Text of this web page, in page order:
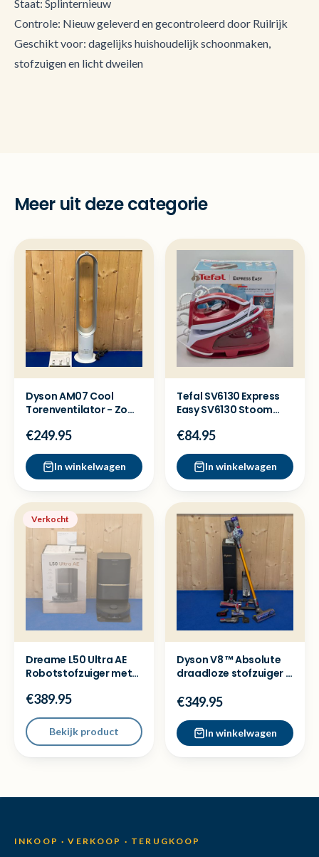
Staat: Splinternieuw
Controle: Nieuw geleverd en gecontroleerd door Ruilrijk
Geschikt voor: dagelijks huishoudelijk schoonmaken,
stofzuigen en licht dweilen
Meer uit deze categorie
Dyson AM07 Cool
Torenventilator - Zo
€249.95
In winkelwagen
Tefal SV6130 Express
Easy SV6130 Stoom
€84.95
In winkelwagen
Verkocht
Dreame L50 Ultra AE
Robotstofzuiger met
€389.95
Bekijk product
Dyson V8 ™ Absolute
draadloze stofzuiger -
€349.95
In winkelwagen
INKOOP · VERKOOP · TERUGKOOP